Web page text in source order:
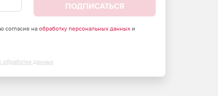
ПОДПИСАТЬСЯ
согласие на обработку персональных данныхи
обработки данных